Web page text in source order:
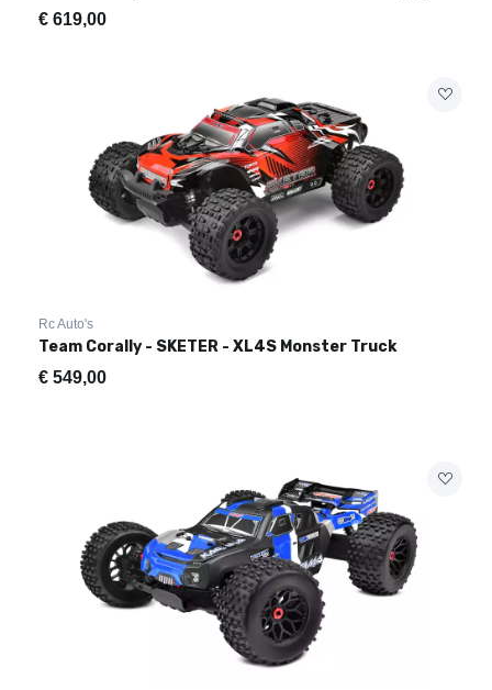
€ 619,00
Rc Auto's
Team Corally - SKETER - XL4S Monster Truck
€ 549,00